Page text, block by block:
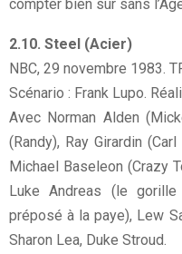
compter bien sûr sans
2.10. Steel (Acier)
NBC, 29 novembre 1983.
Scénario : Frank Lupo.
Avec Norman Alden
(Randy), Ray Girardin
Michael Baseleon (Crazy
Luke Andreas (le
préposé à la paye), Lew
Sharon Lea, Duke Stroud.